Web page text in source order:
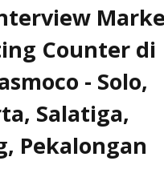
Counter di
- Solo,
Salatiga,
Pekalongan